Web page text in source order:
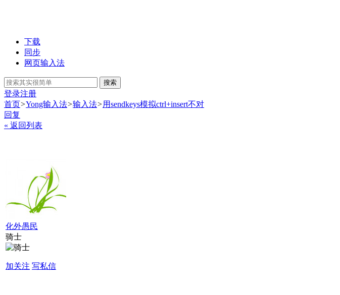
下载
同步
网页输入法
搜索
登录注册
首页>Yong输入法>输入法>用sendkeys模拟ctrl+insert不对
回复
« 返回列表
化外愚民
骑士
加关注 写私信